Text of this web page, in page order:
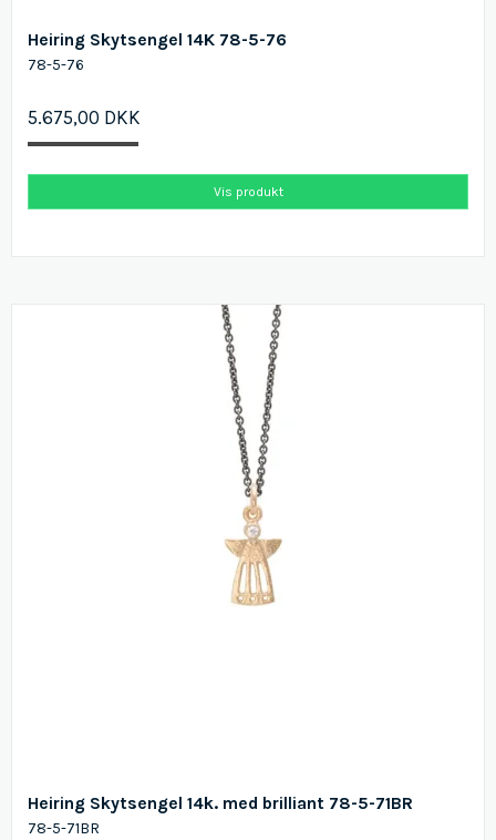
Heiring Skytsengel 14K 78-5-76
78-5-76
5.675,00 DKK
Vis produkt
Heiring Skytsengel 14k. med brilliant 78-5-71BR
78-5-71BR